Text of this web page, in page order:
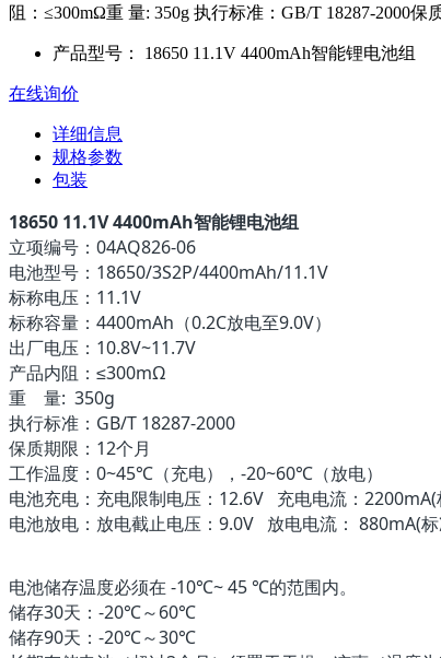
阻：≤300mΩ重 量: 350g 执行标准：GB/T 18287-2000
产品型号： 18650 11.1V 4400mAh智能锂电池组
在线询价
详细信息
规格参数
包装
18650 11.1V 4400mAh智能锂电池组
立项编号：04AQ826-06
电池型号：18650/3S2P/4400mAh/11.1V
标称电压：11.1V
标称容量：4400mAh（0.2C放电至9.0V）
出厂电压：10.8V~11.7V
产品内阻：≤300mΩ
重 量: 350g
执行标准：GB/T 18287-2000
保质期限：12个月
工作温度：0~45℃（充电），-20~60℃（放电）
电池充电：充电限制电压：12.6V 充电电流：
电池放电：放电截止电压：9.0V 放电电流： 880mA(
电池储存温度必须在 -10℃~ 45 ℃的范围内。
储存30天：-20℃～60℃
储存90天：-20℃～30℃